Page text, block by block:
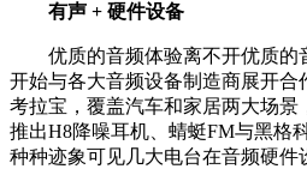
有声 + 硬件设备
优质的音频体验离不开优质的
开始与各大音频设备制造商展开合
考拉宝，覆盖汽车和家居两大场景
推出H8降噪耳机、蜻蜓FM与黑格
种种迹象可见几大电台在音频硬件